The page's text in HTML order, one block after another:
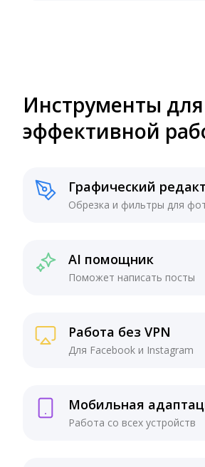
Инструменты для
эффективной
Графический
Обрезка и фильтры для
AI помощник
Поможет написать посты
Работа без VPN
Для Facebook и Instagram
Мобильная
Работа со всех устройств